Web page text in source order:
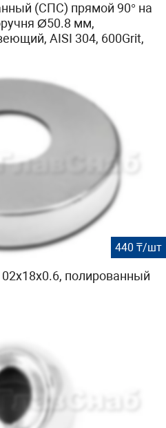
(СПС) прямой 90° на
Ø50.8 мм,
AISI 304, 600Grit,
440 ₸/шт
полированный